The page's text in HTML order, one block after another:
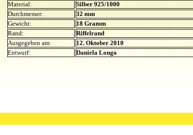
Material:
Silber 925/1000
Durchmesser:
32 mm
Gewicht:
18 Gramm
Rand:
Riffelrand
Ausgegeben am:
12. Oktober 2010
Entwurf:
Daniela Longo